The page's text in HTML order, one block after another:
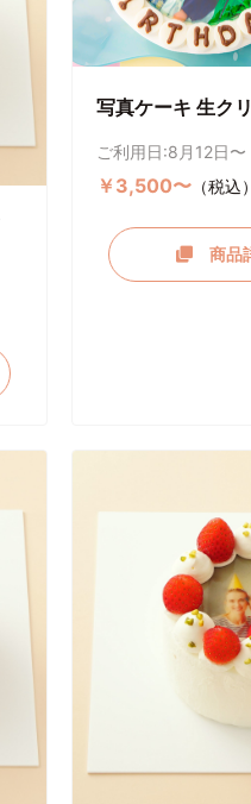
写真ケーキ 生ク
ご利用日:8月12日〜
￥3,500〜 （税込）
商品